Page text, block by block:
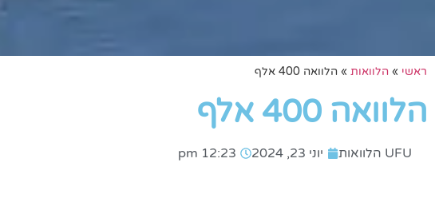
ראשי » הלוואות » הלוואה 400 אלף
הלוואה 400 אלף
UFU הלוואות יוני 23, 2024 12:23 pm